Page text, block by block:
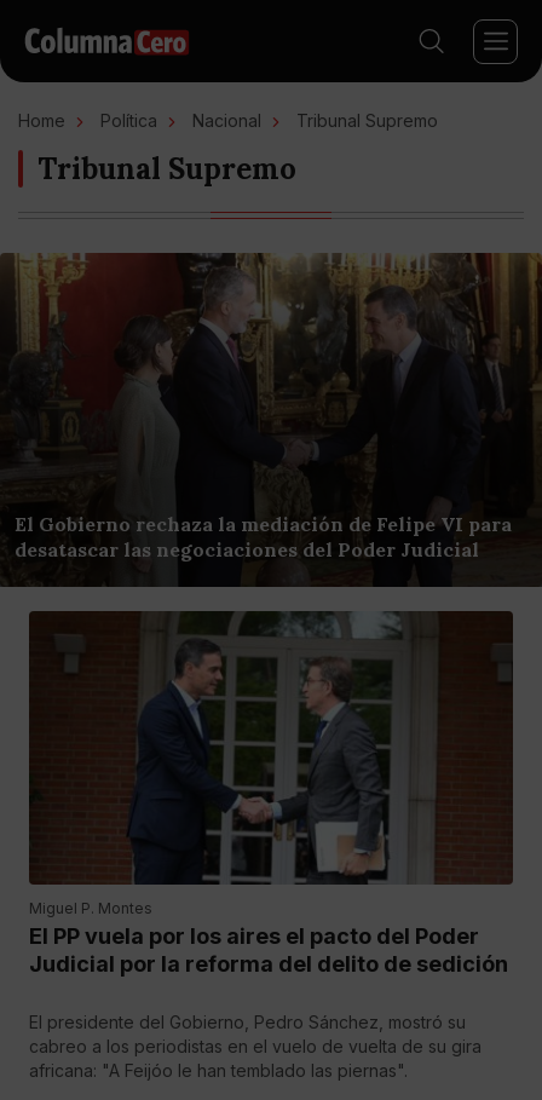
Home Política Nacional Tribunal Supremo
Tribunal Supremo
El Gobierno rechaza la mediación de Felipe VI para
desatascar las negociaciones del Poder Judicial
Miguel P. Montes
El PP vuela por los aires el pacto del Poder
Judicial por la reforma del delito de sedición
El presidente del Gobierno, Pedro Sánchez, mostró su
cabreo a los periodistas en el vuelo de vuelta de su gira
africana: "A Feijóo le han temblado las piernas".